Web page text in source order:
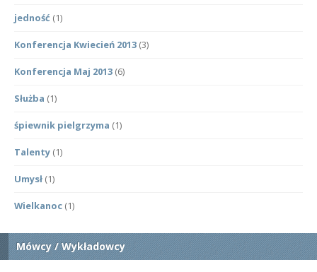
jedność (1)
Konferencja Kwiecień 2013 (3)
Konferencja Maj 2013 (6)
Służba (1)
śpiewnik pielgrzyma (1)
Talenty (1)
Umysł (1)
Wielkanoc (1)
Mówcy / Wykładowcy